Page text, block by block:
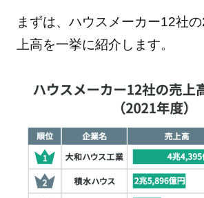
まずは、ハウスメーカー12社
上高を一挙に紹介します。